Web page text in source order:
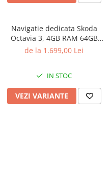
Navigatie dedicata Skoda
Octavia 3, 4GB RAM 64GB
ROM, Procesor Qualcomm
10", DSP, Carplay&Android
Auto, SIM 4G
de la 1.699,00 Lei
IN STOC
VEZI VARIANTE